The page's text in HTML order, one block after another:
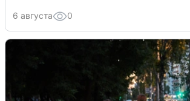
6 августа 0